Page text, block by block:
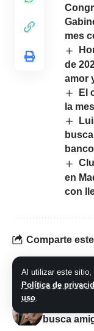
Al utilizar este sitio,
Política de
uso.
mes
de
amor
El
la
en
con
Comparte
ARTÍCULO
busca